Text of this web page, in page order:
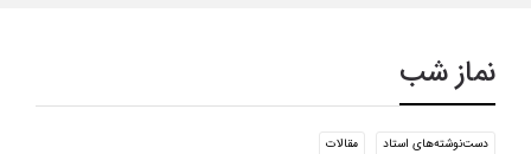
نماز شب
دست‌نوشته‌های استاد مقالات